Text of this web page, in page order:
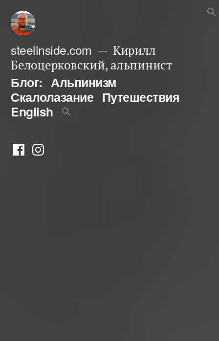
Перейти
содержимому
steelinside.com
Кирилл
Белоцерковский, альпинист
Блог: Альпинизм
Скалолазание Путешествия
English
ФейсбукИнстаграм